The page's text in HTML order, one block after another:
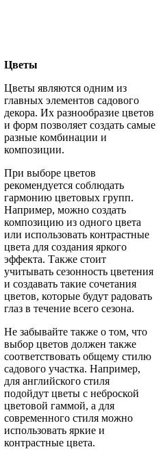
Цветы
Цветы являются одним из
главных элементов садового
декора. Их разнообразие цветов
и форм позволяет создать самые
разные комбинации и
композиции.
При выборе цветов
рекомендуется соблюдать
гармонию цветовых групп.
Например, можно создать
композицию из одного цвета
или использовать контрастные
цвета для создания яркого
эффекта. Также стоит
учитывать сезонность цветения
и создавать такие сочетания
цветов, которые будут радовать
глаз в течение всего сезона.
Не забывайте также о том, что
выбор цветов должен также
соответствовать общему стилю
садового участка. Например,
для английского стиля
подойдут цветы с неброской
цветовой гаммой, а для
современного стиля можно
использовать яркие и
контрастные цвета.